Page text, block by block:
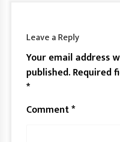
Leave a Reply
Your email address
published.Required
*
Comment*